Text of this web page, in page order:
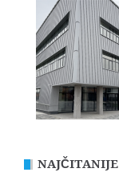
NAJČITANIJE